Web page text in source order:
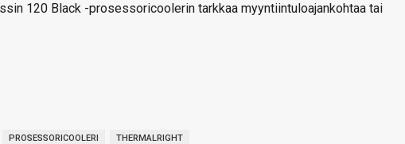
120 Black -prosessoricoolerin tarkkaa myyntiintuloajankohtaa tai
PROSESSORICOOLERI THERMALRIGHT